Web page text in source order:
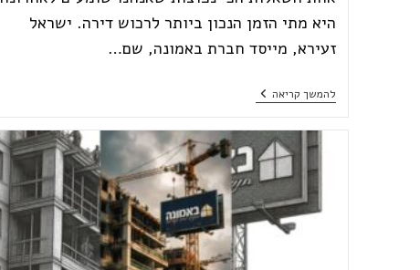
היא מתי הזמן הנכון ביותר לרכוש דירה. ישראל
זעירא, מייסד חברת באמונה, שם…
להמשך קריאהחברת
באמונה
צעירים:
"אם
צריך
לקנות
דירה,
צריך
עכשיו,